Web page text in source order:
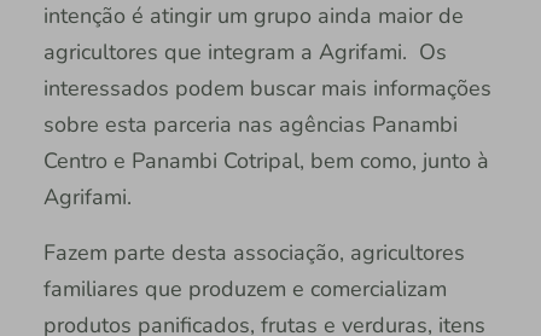
intenção é atingir um grupo ainda maior de
agricultores que integram a Agrifami. Os
interessados podem buscar mais informações
sobre esta parceria nas agências Panambi
Centro e Panambi Cotripal, bem como, junto à
Agrifami.
Fazem parte desta associação, agricultores
familiares que produzem e comercializam
produtos panificados, frutas e verduras, itens